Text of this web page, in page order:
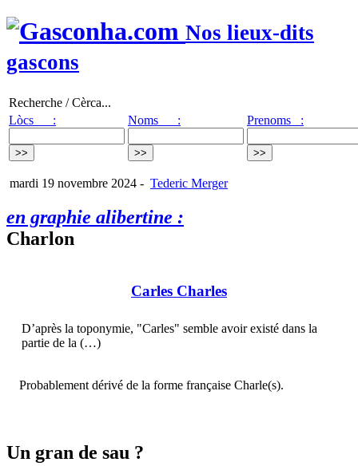
Nos lieux-dits
gascons
Recherche / Cèrca...
Lòcs :
Noms : Prenoms :
mardi 19 novembre 2024 - Tederic Merger
en graphie alibertine :
Charlon
Carles Charles
D’après la toponymie, "Carles" semble avoir existé dans la
partie de la (…)
Probablement dérivé de la forme française Charle(s).
Un gran de sau ?